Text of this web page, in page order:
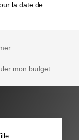
la date de
mon budget